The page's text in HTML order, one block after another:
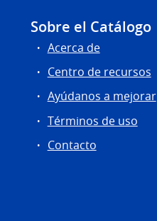
Sobre el Catálogo
Acerca de
Centro de recursos
Ayúdanos a mejorar
Términos de uso
Contacto